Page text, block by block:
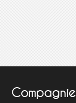
Compagnie